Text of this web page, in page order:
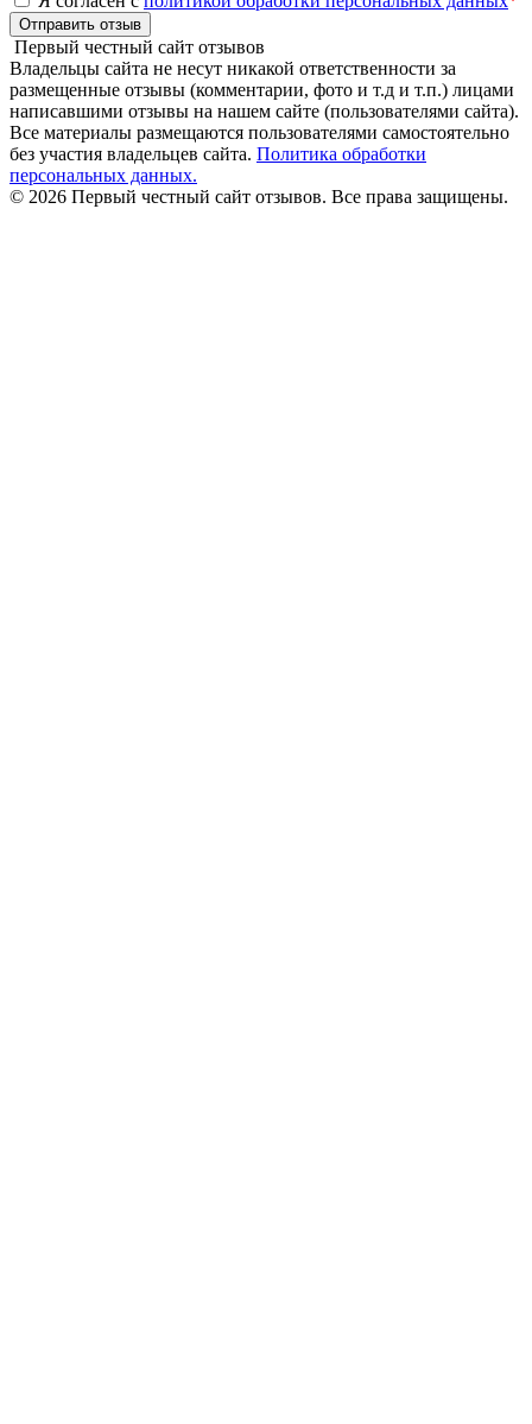
Отправить отзыв
Первый честный сайт отзывов
Владельцы сайта не несут никакой ответственности за
размещенные отзывы (комментарии, фото и т.д и т.п.) лицами
написавшими отзывы на нашем сайте (пользователями сайта).
Все материалы размещаются пользователями самостоятельно
без участия владельцев сайта. Политика обработки
персональных данных.
© 2026 Первый честный сайт отзывов. Все права защищены.